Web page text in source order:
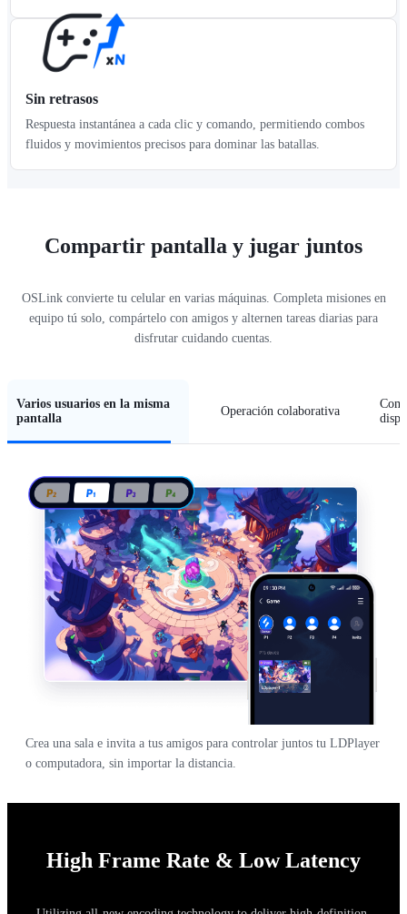
Sin retrasos
Respuesta instantánea a cada clic y comando, permitiendo combos
fluidos y movimientos precisos para dominar las batallas.
Compartir pantalla y jugar juntos
OSLink convierte tu celular en varias máquinas. Completa misiones en
equipo tú solo, compártelo con amigos y alternen tareas diarias para
disfrutar cuidando cuentas.
Varios usuarios en la misma
pantalla
Operación colaborativa
Crea una sala e invita a tus amigos para controlar juntos tu LDPlayer
o computadora, sin importar la distancia.
High Frame Rate & Low Latency